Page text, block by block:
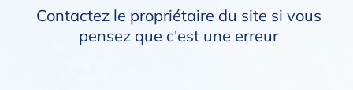
Contactez le propriétaire du site si vous
pensez que c'est une erreur